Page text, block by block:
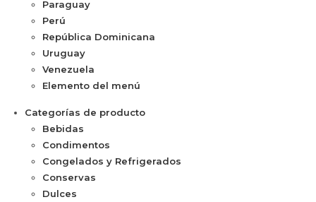
Paraguay
Perú
República Dominicana
Uruguay
Venezuela
Elemento del menú
Categorías de producto
Bebidas
Condimentos
Congelados y Refrigerados
Conservas
Dulces